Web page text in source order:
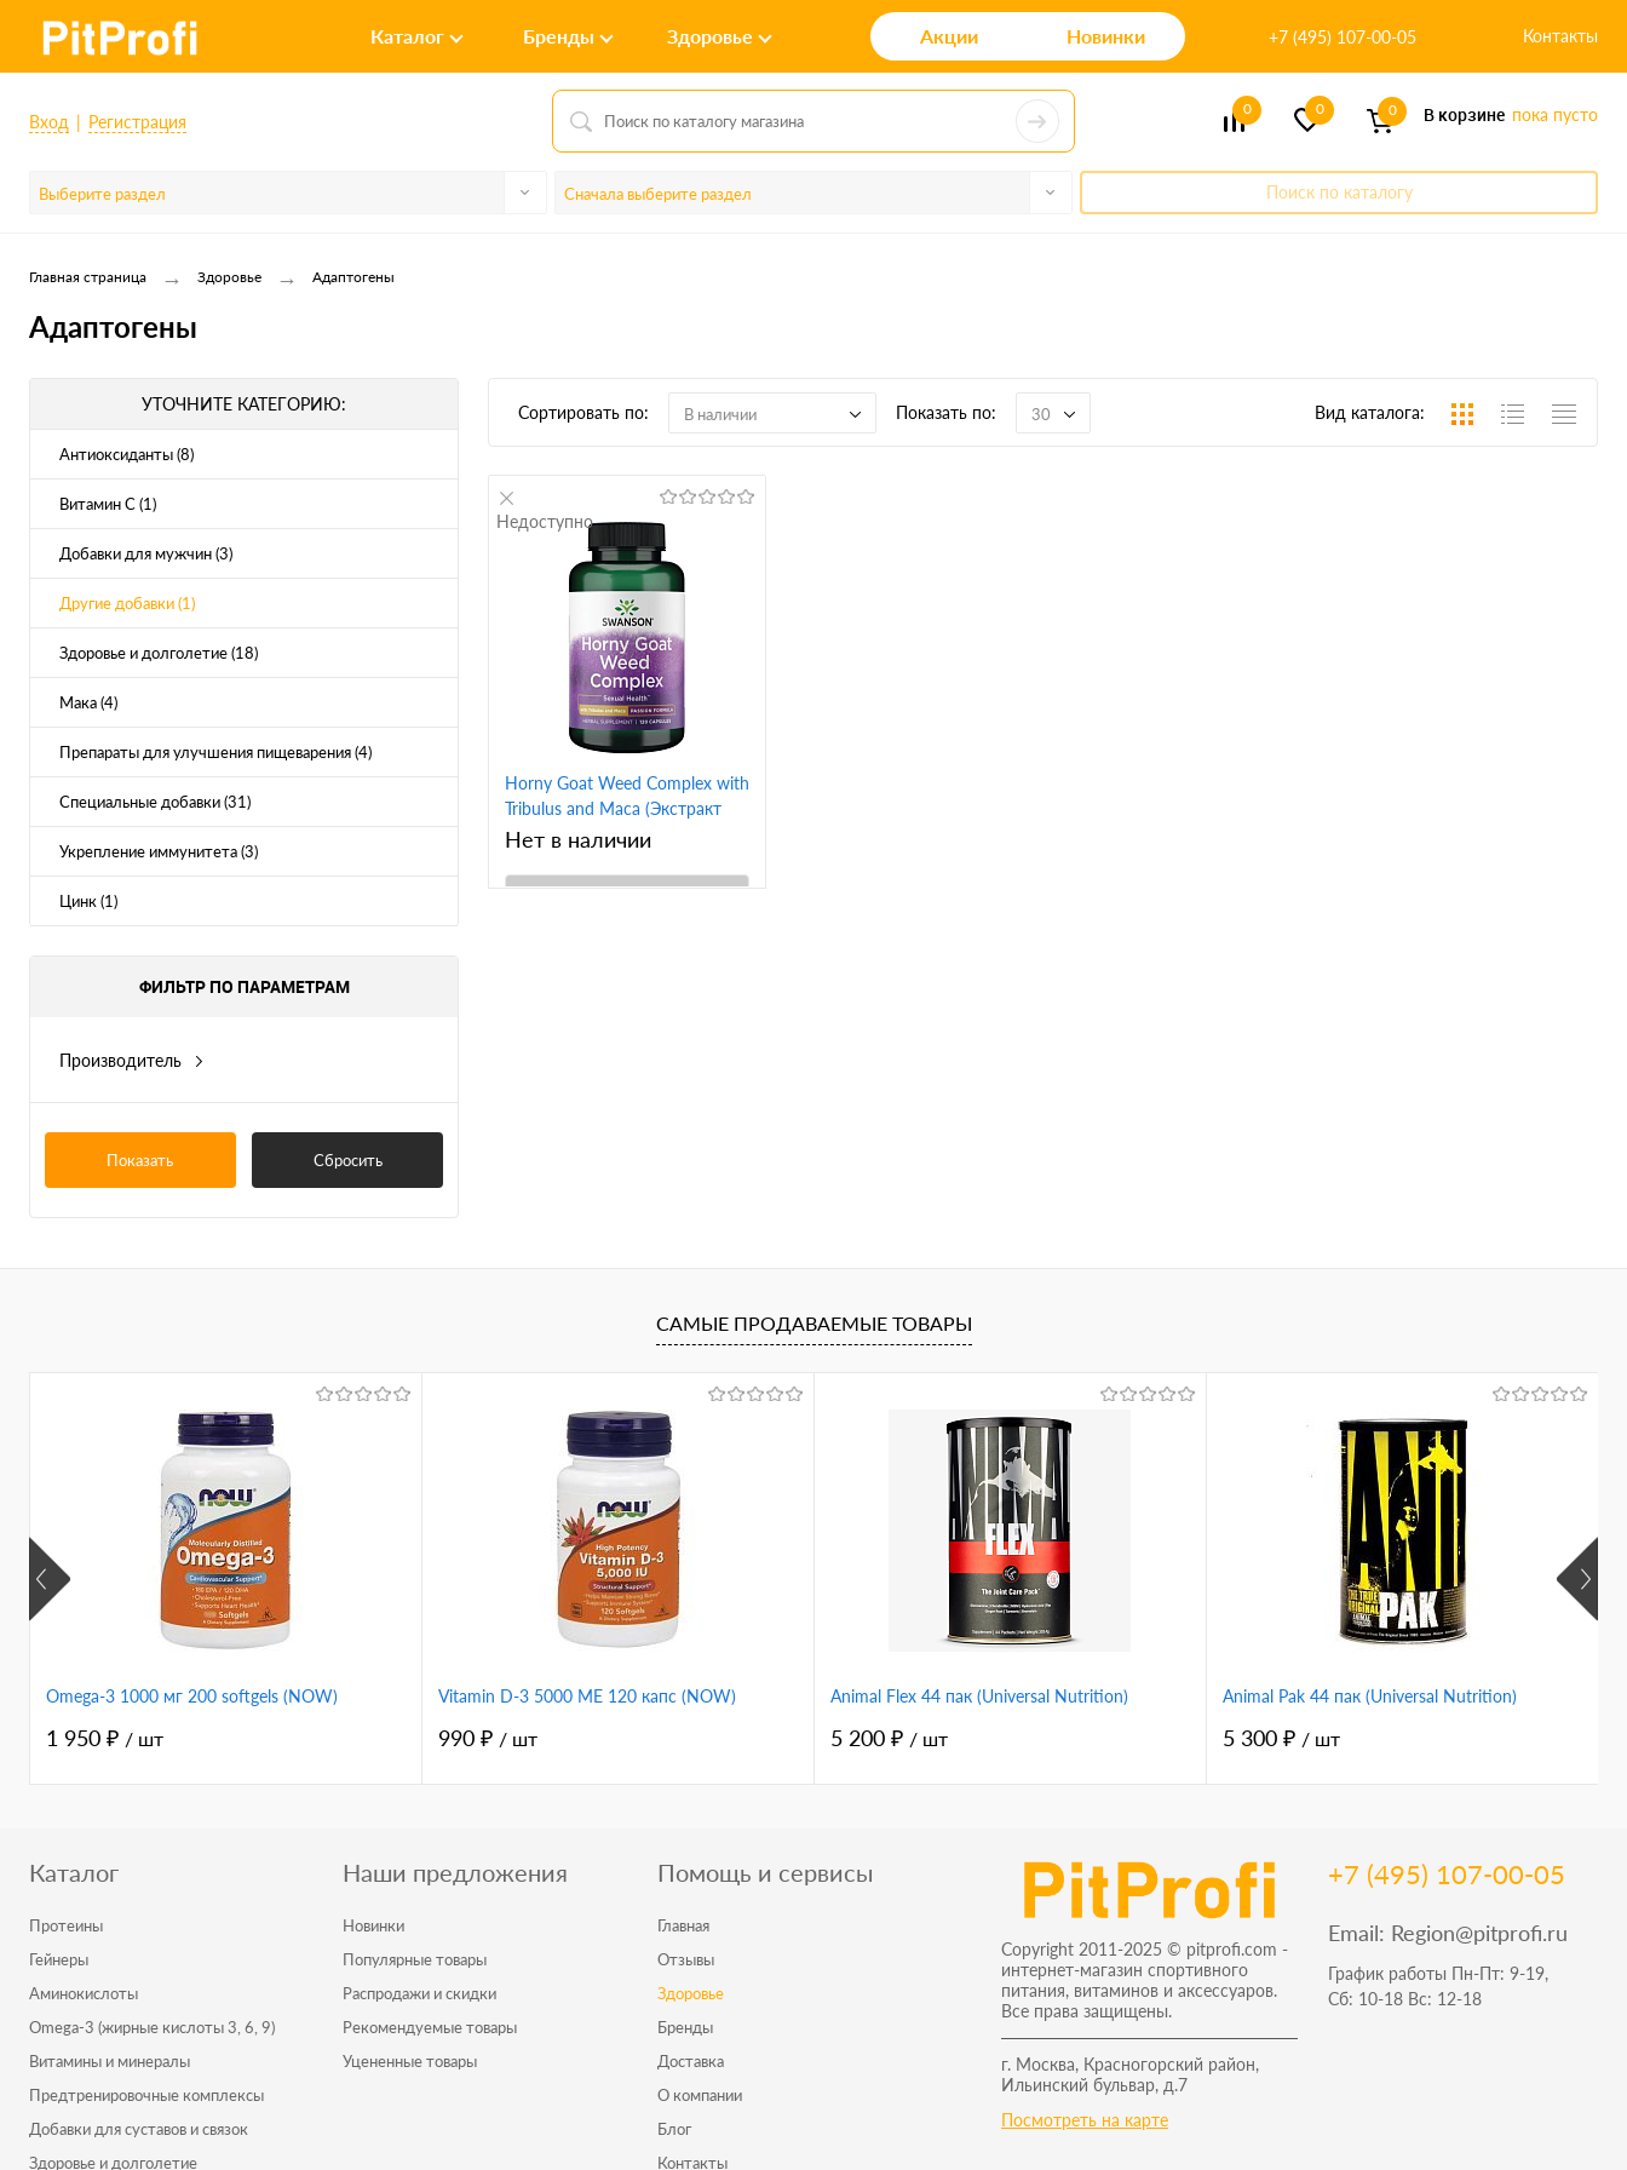
Каталог Бренды Здоровье Акции Новинки +7 (495) 107-00-05 Контакты
Вход Регистрация
0 0 0 В корзине пока пусто
Выберите раздел Сначала выберите раздел Поиск по каталогу
Главная страница → Здоровье → Адаптогены
Адаптогены
УТОЧНИТЕ КАТЕГОРИЮ:
Антиоксиданты (8)
Витамин C (1)
Добавки для мужчин (3)
Другие добавки (1)
Здоровье и долголетие (18)
Мака (4)
Препараты для улучшения пищеварения (4)
Специальные добавки (31)
Укрепление иммунитета (3)
Цинк (1)
ФИЛЬТР ПО ПАРАМЕТРАМ
Производитель
Показать Сбросить
Сортировать по: В наличии Показать по: 30 Вид каталога:
Horny Goat Weed Complex with
Tribulus and Maca (Экстракт
горянки козлиной с Трибулус и
Нет в наличии
Недоступно
САМЫЕ ПРОДАВАЕМЫЕ ТОВАРЫ
Omega-3 1000 мг 200 softgels (NOW)
1 950 ₽ / шт
Vitamin D-3 5000 ME 120 капс (NOW)
990 ₽ / шт
Animal Flex 44 пак (Universal Nutrition)
5 200 ₽ / шт
Animal Pak 44 пак (Universal Nutrition)
5 300 ₽ / шт
Каталог
Протеины
Гейнеры
Аминокислоты
Omega-3 (жирные кислоты 3, 6, 9)
Витамины и минералы
Предтренировочные комплексы
Добавки для суставов и связок
Здоровье и долголетие
Наши предложения
Новинки
Популярные товары
Распродажи и скидки
Рекомендуемые товары
Уцененные товары
Помощь и сервисы
Главная
Отзывы
Здоровье
Бренды
Доставка
О компании
Блог
Контакты
Copyright 2011-2025 © pitprofi.com -
интернет-магазин спортивного
питания, витаминов и аксессуаров.
Все права защищены.
г. Москва, Красногорский район,
Ильинский бульвар, д.7
Посмотреть на карте
+7 (495) 107-00-05
Email: Region@pitprofi.ru
График работы Пн-Пт: 9-19,
Сб: 10-18 Вс: 12-18